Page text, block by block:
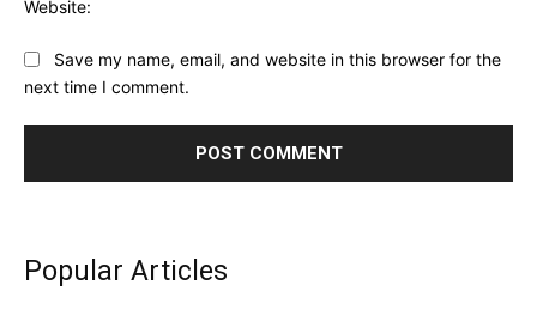
Website:
Save my name, email, and website in this browser for the
next time I comment.
Popular Articles